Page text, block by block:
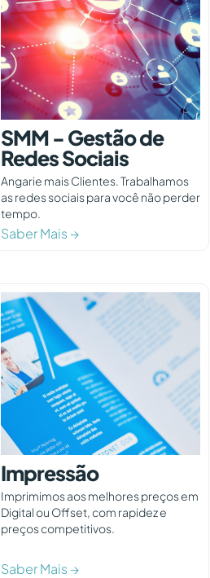
SMM - Gestão de
Redes Sociais
Angarie mais Clientes. Trabalhamos
as redes sociais para você não perder
tempo.
Saber Mais →
Impressão
Imprimimos aos melhores preços em
Digital ou Offset, com rapidez e
preços competitivos.
Saber Mais →